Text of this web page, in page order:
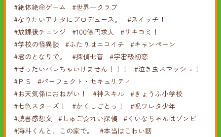
#絶体絶命ゲーム
#世界一クラブ
#なりたいアナタにプロデュース。
#スイッチ！
#放課後チェンジ
#100億円求人
#サキヨミ！
#学校の怪異談 #ふたりはニコイチ
#キャンペーン
#君のとなりで。
#探偵七音
#宇宙級初恋
#ぜったいバレちゃいけません！！！
#泣き虫スマッシュ！
#ＰＳ
#パーフェクト・セキュリティ
#お天気係におねがい！
#神スキル #きょうふ小学校
#七色スターズ！
#かくしごとっ！
#呪ワレタ少年
#読書感想文
#しゅご☆れい探偵 #くいなちゃんはゾンビ
#海斗くんと、この家で。
#本当はこわい話